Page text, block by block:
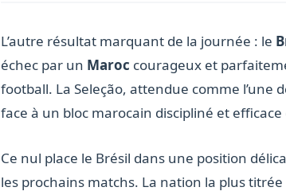
L’autre résultat marquant de la journée : le
échec par un Maroc courageux et
football. La Seleção, attendue comme l’une
face à un bloc marocain discipliné et
Ce nul place le Brésil dans une position
les prochains matchs. La nation la plus